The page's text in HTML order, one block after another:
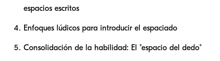
espacios escritos
Enfoques lúdicos para introducir el espaciado
Consolidación de la habilidad: El "espacio del dedo"